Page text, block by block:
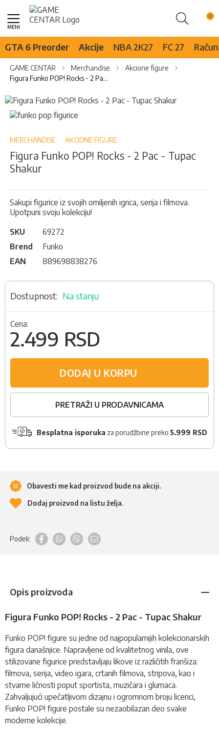
Pretraži
Skip
Content
GTA 6 Preorder Akcije NBA 2K27 FC 27
GAME CENTAR Merchandise
Akcione figure
Figura Funko POP! Rocks - 2 Pac - Tupac Shakur
Skip
to
the
of
images
gallery
Skip
to
beginning
the
images
MERCHANDISE AKCIONE FIGURE
Figura Funko POP! Rocks - 2 Pac - Tupac
Shakur
Sakupi figurice iz svojih omiljenih igrica, serija i filmova.
Upotpuni svoju kolekciju!
SKU
69272
Brend
Funko
EAN
889698838276
Na stanju
Cena:
2.499 RSD
DODAJ U KORPU
PRETRAŽI U PRODAVNICAMA
Besplatna isporuka za porudžbine preko 5.999 RSD
Obavesti me kad proizvod bude na akciji.
Dodaj proizvod na listu želja.
Podeli:
Opis proizvoda
Figura Funko POP! Rocks - 2 Pac - Tupac Shakur
Funko POP! figure su jedne od najpopularnijih kolekcionarskih
figura današnjice. Napravljene od kvalitetnog vinila, ove
stilizovane figurice predstavljaju likove iz različitih franšiza:
filmova, serija, video igara, crtanih filmova, stripova, kao i
stvarne ličnosti poput sportista, muzičara i glumaca.
Zahvaljujući upečatljivom dizajnu i ogromnom broju licenci,
Funko POP! figure postale su nezaobilazan deo svake
moderne kolekcije.